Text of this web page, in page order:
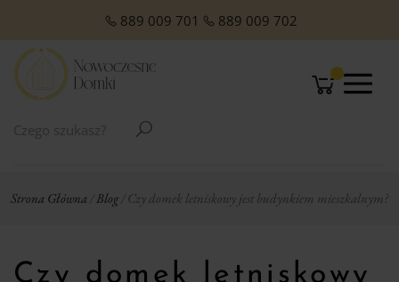
889 009 701 889 009 702
Strona Główna Blog / Czy domek letniskowy jest budynkiem mieszkalnym?
Czy domek letniskowy